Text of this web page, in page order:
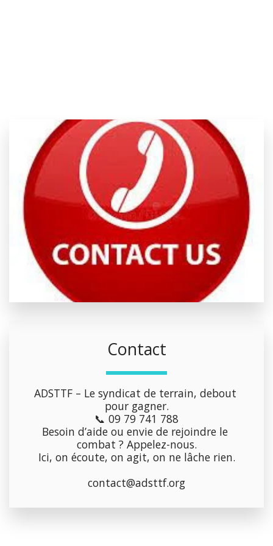
Contact
ADSTTF – Le syndicat de terrain, debout
pour gagner.
📞 09 79 741 788
Besoin d’aide ou envie de rejoindre le
combat ? Appelez-nous.
Ici, on écoute, on agit, on ne lâche rien.
contact@adsttf.org